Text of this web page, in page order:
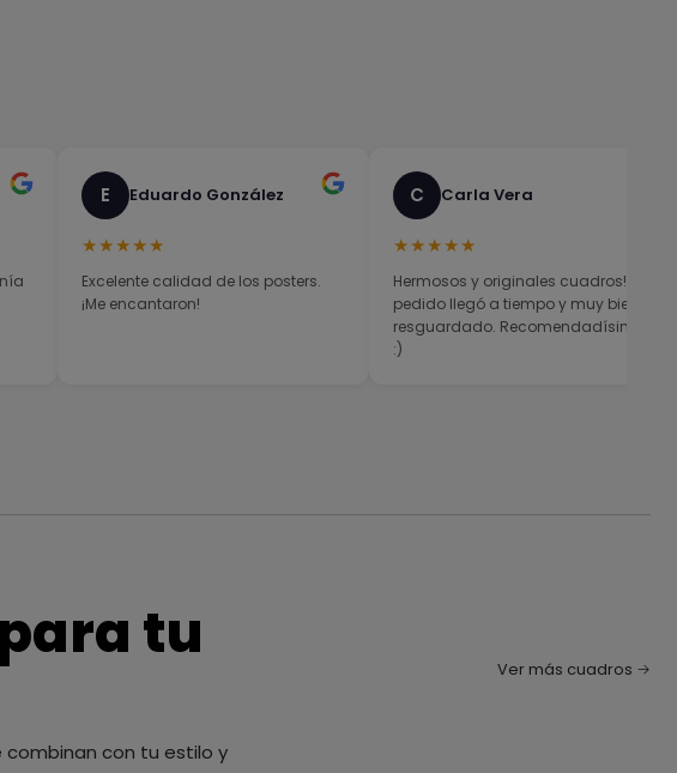
E Eduardo González
★★★★★
Excelente calidad de los posters.
¡Me encantaron!
C Carla Vera
★★★★★
Hermosos y originales cuadros! El
pedido llegó a tiempo y muy bien
resguardado. Recomendadísimos
:)
tu
combinan con tu estilo y
Ver más cuadros